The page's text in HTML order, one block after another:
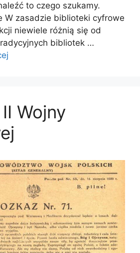
to czego szukamy.
W zasadzie biblioteki cyfrowe
niewiele różnią się od
bibliotek …
Wojny